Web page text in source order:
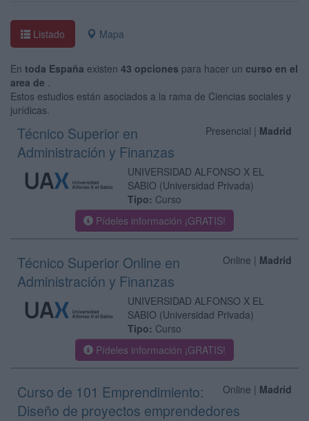
Listado Mapa
En toda España existen 43 opciones para hacer un curso en el
area de .
Estos estudios están asociados a la rama de Ciencias sociales y
jurídicas.
Presencial | Madrid
Técnico Superior en
Administración y Finanzas
UNIVERSIDAD ALFONSO X EL
SABIO (Universidad Privada)
Tipo: Curso
Pídeles información ¡GRATIS!
Online | Madrid
Técnico Superior Online en
Administración y Finanzas
UNIVERSIDAD ALFONSO X EL
SABIO (Universidad Privada)
Tipo: Curso
Pídeles información ¡GRATIS!
Online | Madrid
Curso de 101 Emprendimiento:
Diseño de proyectos emprendedores